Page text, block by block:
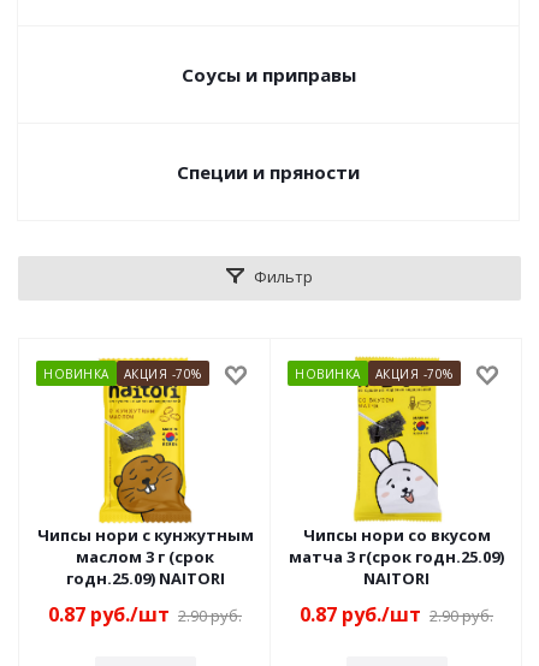
Соусы и приправы
Специи и пряности
Фильтр
НОВИНКА АКЦИЯ -70%
Чипсы нори с кунжутным
маслом 3 г (срок
годн.25.09) NAITORI
0.87 руб./шт 2.90руб.
НОВИНКА АКЦИЯ -70%
Чипсы нори со вкусом
матча 3 г(срок годн.25.09)
NAITORI
0.87 руб./шт 2.90руб.